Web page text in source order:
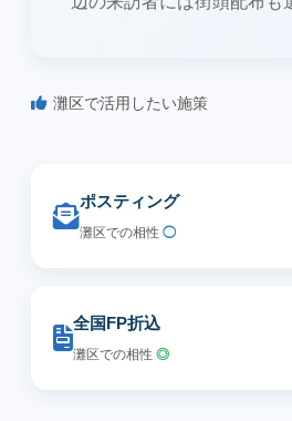
灘区で活用したい施策
ポスティング
灘区での相性 ◯
全国FP折込
灘区での相性 ◎